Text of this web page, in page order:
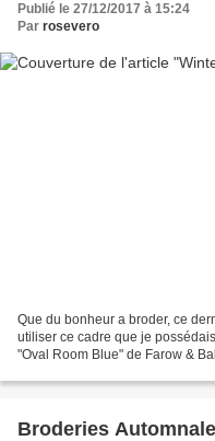
Publié le 27/12/2017 à 15:24
Par rosevero
Que du bonheur a broder, ce
utiliser ce cadre que je
"Oval Room Blue" de Farow &
Broderies